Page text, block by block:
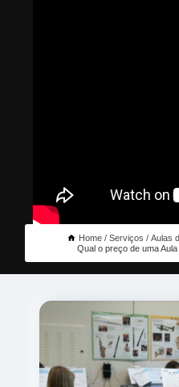
Home Serviços Aulas
Qual o preço de uma